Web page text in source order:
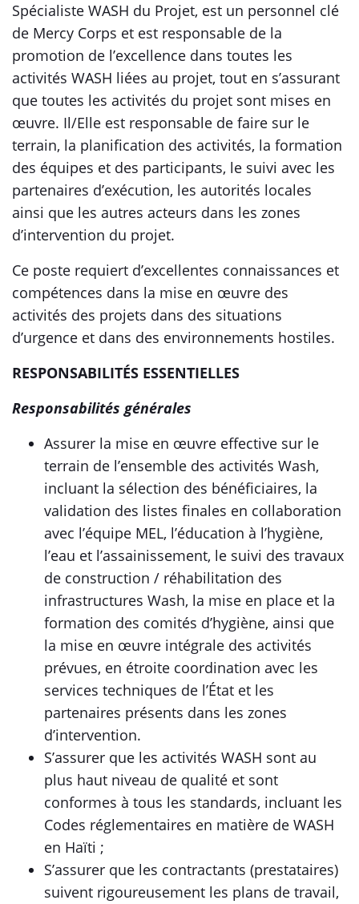
Spécialiste WASH du Projet, est un personnel clé
de Mercy Corps et est responsable de la
promotion de l’excellence dans toutes les
activités WASH liées au projet, tout en s’assurant
que toutes les activités du projet sont mises en
œuvre. Il/Elle est responsable de faire sur le
terrain, la planification des activités, la formation
des équipes et des participants, le suivi avec les
partenaires d’exécution, les autorités locales
ainsi que les autres acteurs dans les zones
d’intervention du projet.
Ce poste requiert d’excellentes connaissances et
compétences dans la mise en œuvre des
activités des projets dans des situations
d’urgence et dans des environnements hostiles.
RESPONSABILITÉS ESSENTIELLES
Responsabilités générales
Assurer la mise en œuvre effective sur le
terrain de l’ensemble des activités Wash,
incluant la sélection des bénéficiaires, la
validation des listes finales en collaboration
avec l’équipe MEL, l’éducation à l’hygiène,
l’eau et l’assainissement, le suivi des travaux
de construction / réhabilitation des
infrastructures Wash, la mise en place et la
formation des comités d’hygiène, ainsi que
la mise en œuvre intégrale des activités
prévues, en étroite coordination avec les
services techniques de l’État et les
partenaires présents dans les zones
d’intervention.
S’assurer que les activités WASH sont au
plus haut niveau de qualité et sont
conformes à tous les standards, incluant les
Codes réglementaires en matière de WASH
en Haïti ;
S’assurer que les contractants (prestataires)
suivent rigoureusement les plans de travail,